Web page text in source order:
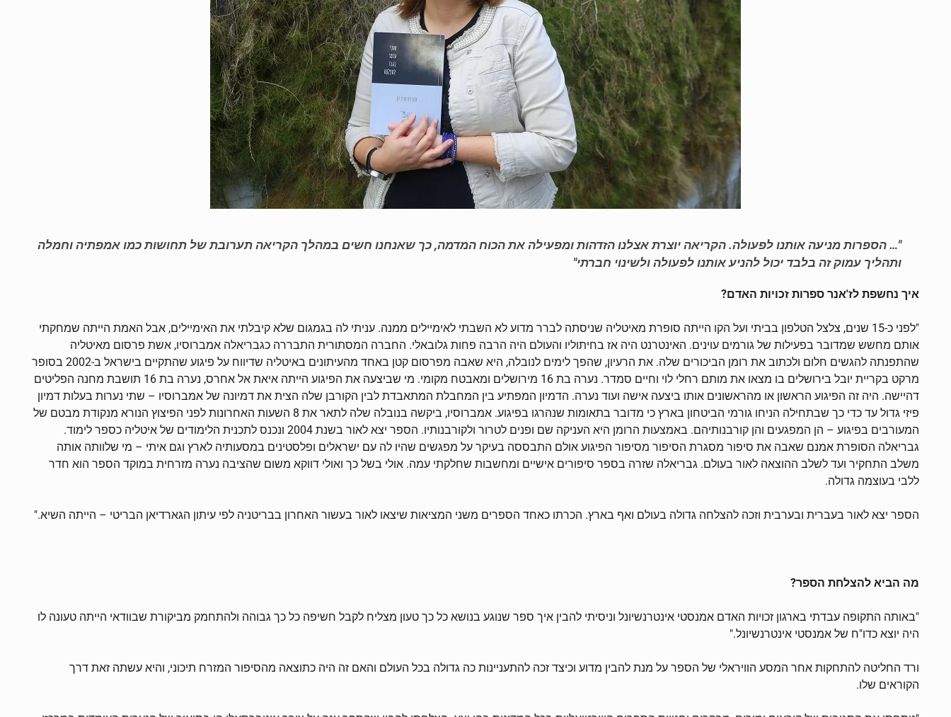
"… הספרות מניעה אותנו לפעולה. הקריאה יוצרת אצלנו הזדהות ומפעילה את הכוח המדמה, כך שאנחנו חשים במהלך הקריאה תערובת של תחושות כמו אמפתיה וחמלה
ותהליך עמוק זה בלבד יכול להניע אותנו לפעולה ולשינוי חברתי"
איך נחשפת לז'אנר ספרות זכויות האדם?
"לפני כ-15 שנים, צלצל הטלפון בביתי ועל הקו הייתה סופרת מאיטליה שניסתה לברר מדוע לא השבתי לאימיילים ממנה. עניתי לה בגמגום שלא קיבלתי את האימיילים, אבל האמת הייתה שמחקתי
אותם מחשש שמדובר בפעילות של גורמים עוינים. האינטרנט היה אז בחיתוליו והעולם היה הרבה פחות גלובאלי. החברה המסתורית התבררה כגבריאלה אמברוסיו, אשת פרסום מאיטליה
שהתפנתה להגשים חלום ולכתוב את רומן הביכורים שלה. את הרעיון, שהפך לימים לנובלה, היא שאבה מפרסום קטן באחד מהעיתונים באיטליה שדיווח על פיגוע שהתקיים בישראל ב-2002 בסופר
מרקט בקריית יובל בירושלים בו מצאו את מותם רחלי לוי וחיים סמדר. נערה בת 16 מירושלים ומאבטח מקומי. מי שביצעה את הפיגוע הייתה איאת אל אחרס, נערה בת 16 תושבת מחנה הפליטים
דהיישה. היה זה הפיגוע הראשון או מהראשונים אותו ביצעה אישה ועוד נערה. הדמיון המפתיע בין המחבלת המתאבדת לבין הקורבן שלה הצית את דמיונה של אמברוסיו – שתי נערות בעלות דמיון
פיזי גדול עד כדי כך שבתחילה הניחו גורמי הביטחון בארץ כי מדובר בתאומות שנהרגו בפיגוע. אמברוסיו, ביקשה בנובלה שלה לתאר את 8 השעות האחרונות לפני הפיצוץ הנורא מנקודת מבטם של
המעורבים בפיגוע – הן המפגעים והן קורבנותיהם. באמצעות הרומן היא העניקה שם ופנים לטרור ולקורבנותיו. הספר יצא לאור בשנת 2004 ונכנס לתכנית הלימודים של איטליה כספר לימוד.
גבריאלה הסופרת אמנם שאבה את סיפור מסגרת הסיפור מסיפור הפיגוע אולם התבססה בעיקר על מפגשים שהיו לה עם ישראלים ופלסטינים במסעותיה לארץ וגם איתי – מי שלוותה אותה
משלב התחקיר ועד לשלב ההוצאה לאור בעולם. גבריאלה שזרה בספר סיפורים אישיים ומחשבות שחלקתי עמה. אולי בשל כך ואולי דווקא משום שהציבה נערה מזרחית במוקד הספר הוא חדר
ללבי בעוצמה גדולה.
הספר יצא לאור בעברית ובערבית וזכה להצלחה גדולה בעולם ואף בארץ. הכרתו כאחד הספרים משני המציאות שיצאו לאור בעשור האחרון בבריטניה לפי עיתון הגארדיאן הבריטי – הייתה השיא."
מה הביא להצלחת הספר?
"באותה התקופה עבדתי בארגון זכויות האדם אמנסטי אינטרנשיונל וניסיתי להבין איך ספר שנוגע בנושא כל כך טעון מצליח לקבל חשיפה כל כך גבוהה ולהתחמק מביקורת שבוודאי הייתה טעונה לו
היה יוצא כדו"ח של אמנסטי אינטרנשיונל."
ורד החליטה להתחקות אחר המסע הוויראלי של הספר על מנת להבין מדוע וכיצד זכה להתעניינות כה גדולה בכל העולם והאם זה היה כתוצאה מהסיפור המזרח תיכוני, והיא עשתה זאת דרך
הקוראים שלו.